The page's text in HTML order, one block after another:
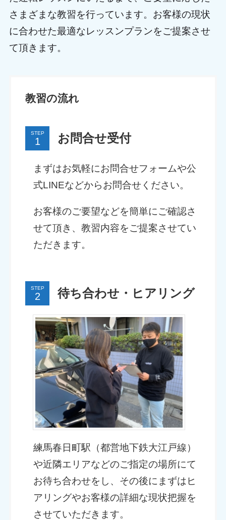
さまざまな教習を行っています。お客様の現状
に合わせた最適なレッスンプランをご提案させ
て頂きます。
教習の流れ
STEP お問合せ受付
まずはお気軽にお問合せフォームや公
式LINEなどからお問合せください。
お客様のご要望などを簡単にご確認さ
せて頂き、教習内容をご提案させてい
ただきます。
STEP 待ち合わせ・ヒアリング
練馬春日町駅（都営地下鉄大江戸線）
や近隣エリアなどのご指定の場所にて
お待ち合わせをし、その後にまずはヒ
アリングやお客様の詳細な現状把握を
させていただきます。